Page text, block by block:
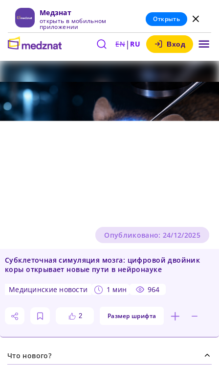
Медзнат
открыть в мобильном
приложении
Открыть
EN| RU Вход
Субклеточная симуляция мозга: цифровой двойник
коры открывает новые пути в нейронауке
медицинские новости 1 мин 964
2 Размер шрифта
Опубликовано: 24/12/2025
Что нового?